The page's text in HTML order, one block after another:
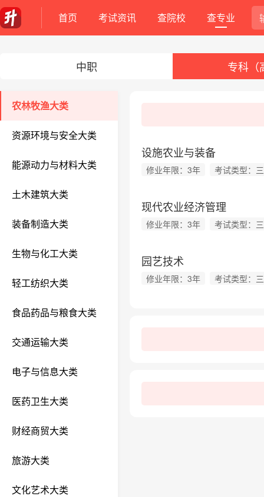
首页 考试资讯 查院校 查专业
中职 专科（
农林牧渔大类
资源环境与安全大类
能源动力与材料大类
土木建筑大类
装备制造大类
生物与化工大类
轻工纺织大类
食品药品与粮食大类
交通运输大类
电子与信息大类
医药卫生大类
财经商贸大类
旅游大类
文化艺术大类
设施农业与装备
修业年限：3年 考试类型：
现代农业经济管理
修业年限：3年 考试类型：
园艺技术
修业年限：3年 考试类型：